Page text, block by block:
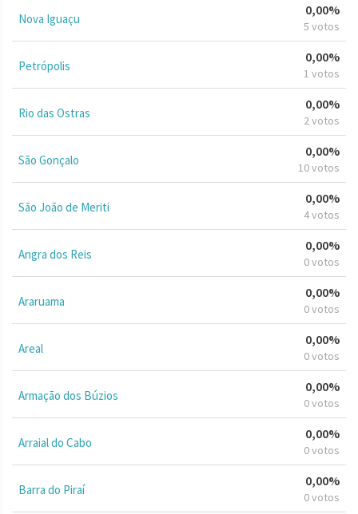
Nova Iguaçu
0,00%
5 votos
Petrópolis
0,00%
1 votos
Rio das Ostras
0,00%
2 votos
São Gonçalo
0,00%
10 votos
São João de Meriti
0,00%
4 votos
Angra dos Reis
0,00%
0 votos
Araruama
0,00%
0 votos
Areal
0,00%
0 votos
Armação dos Búzios
0,00%
0 votos
Arraial do Cabo
0,00%
0 votos
Barra do Piraí
0,00%
0 votos